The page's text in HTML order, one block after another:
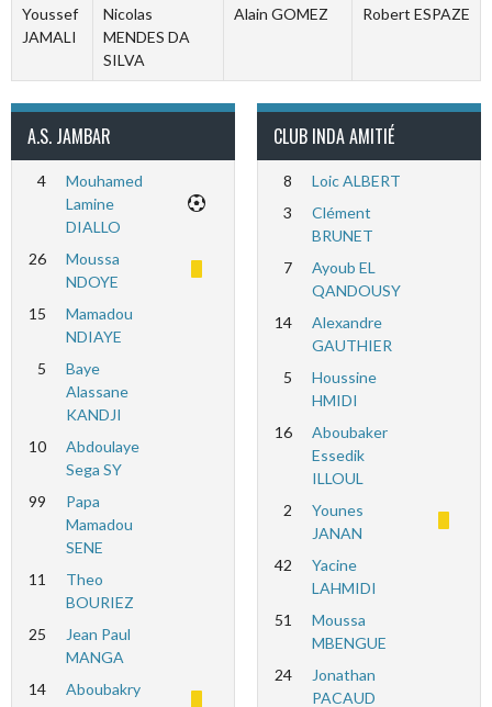
Youssef
JAMALI
Nicolas
MENDES DA
SILVA
Alain GOMEZ Robert ESPAZE
A.S. JAMBAR
4
Mouhamed
Lamine
DIALLO
26
Moussa
NDOYE
15
Mamadou
NDIAYE
5
Baye
Alassane
KANDJI
10
Abdoulaye
Sega SY
99
Papa
Mamadou
SENE
11
Theo
BOURIEZ
25
Jean Paul
MANGA
14
Aboubakry
CLUB INDA AMITIÉ
8
Loic ALBERT
3
Clément
BRUNET
7
Ayoub EL
QANDOUSY
14
Alexandre
GAUTHIER
5
Houssine
HMIDI
16
Aboubaker
Essedik
ILLOUL
2
Younes
JANAN
42
Yacine
LAHMIDI
51
Moussa
MBENGUE
24
Jonathan
PACAUD